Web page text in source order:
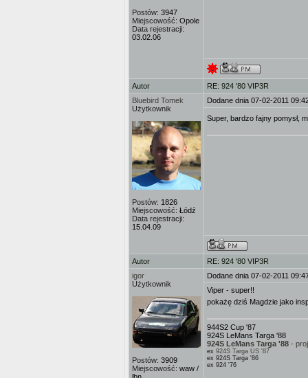
Postów: 3947
Miejscowość: Opole
Data rejestracji:
03.02.06
Autor
RE: 924 '80 VIP3R
Bluebird Tomek
Użytkownik
Postów: 1826
Miejscowość: Łódź
Data rejestracji:
15.04.09
Dodane dnia 07-02-2011
Super, bardzo fajny pomysł,
Autor
RE: 924 '80 VIP3R
igor
Użytkownik
Postów: 3909
Miejscowość: waw /
Dodane dnia 07-02-2011
Viper - super!!
pokażę dziś Magdzie jako
944S2 Cup '87
924S LeMans Targa '88
924S LeMans Targa '88 -
ex 924S Targa US '87
ex 924S Targa '86
ex 924 '76